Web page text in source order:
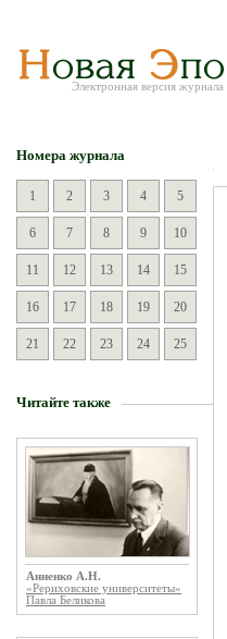
Электронная версия журнала
Номера журнала
1 2 3 4 5
6 7 8 9 10
11 12 13 14 15
16 17 18 19 20
21 22 23 24 25
Читайте также
Анненко А.Н.
«Рериховские университеты»
Павла Беликова